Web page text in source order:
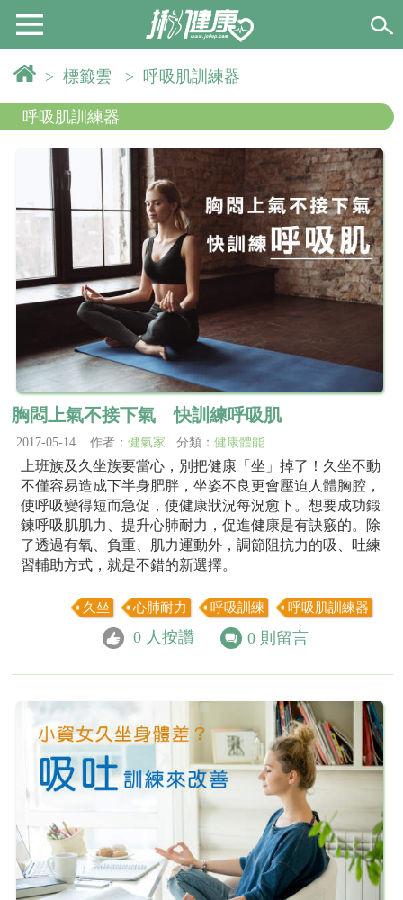
> 標籤雲 > 呼吸肌訓練器
呼吸肌訓練器
胸悶上氣不接下氣 快訓練呼吸肌
2017-05-14 作者： 健氣家 分類： 健康體能
上班族及久坐族要當心，別把健康「坐」掉了！久坐不動
不僅容易造成下半身肥胖，坐姿不良更會壓迫人體胸腔，
使呼吸變得短而急促，使健康狀況每況愈下。想要成功鍛
鍊呼吸肌肌力、提升心肺耐力，促進健康是有訣竅的。除
了透過有氧、負重、肌力運動外，調節阻抗力的吸、吐練
習輔助方式，就是不錯的新選擇。
久坐 心肺耐力 呼吸訓練 呼吸肌訓練器
0 人按讚 0 則留言